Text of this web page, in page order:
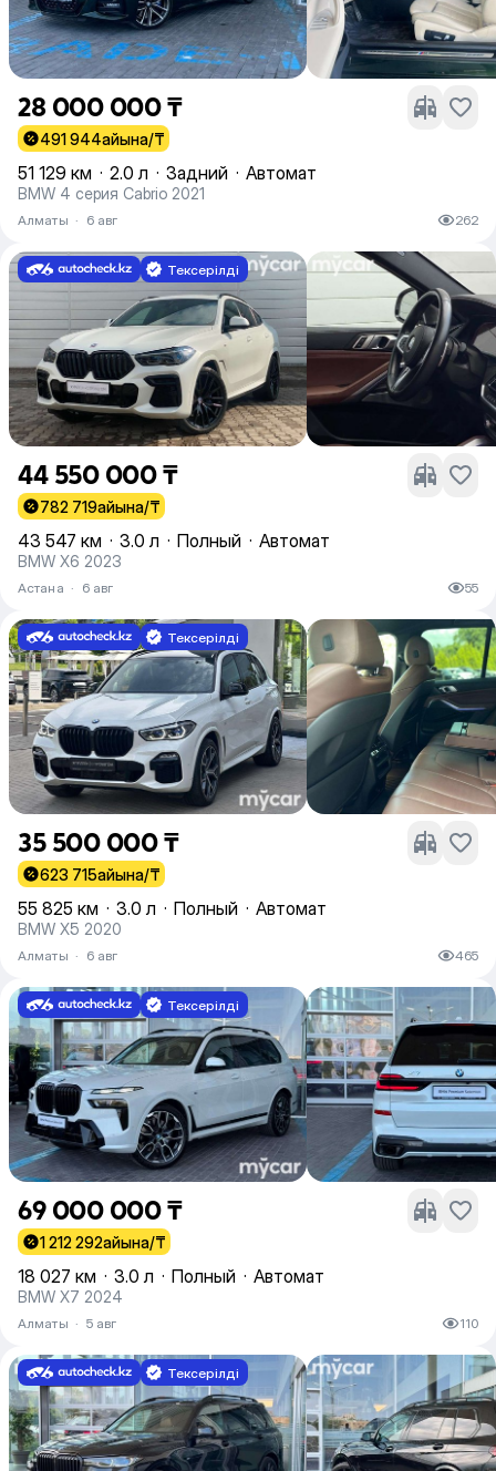
28 000 000 ₸
491 944айына/₸
51 129 км · 2.0 л · Задний · Автомат
BMW 4 серия Cabrio 2021
Алматы · 6 авг 262
Тексерілді
44 550 000 ₸
782 719айына/₸
43 547 км · 3.0 л · Полный · Автомат
BMW X6 2023
Астана · 6 авг 55
Тексерілді
35 500 000 ₸
623 715айына/₸
55 825 км · 3.0 л · Полный · Автомат
BMW X5 2020
Алматы · 6 авг 465
Тексерілді
69 000 000 ₸
1 212 292айына/₸
18 027 км · 3.0 л · Полный · Автомат
BMW X7 2024
Алматы · 5 авг 110
Тексерілді